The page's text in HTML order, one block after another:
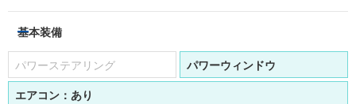
基本装備
パワーステアリング
パワーウィンドウ
エアコン： あり